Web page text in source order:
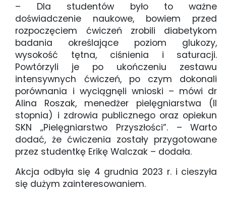
– Dla studentów było to ważne
doświadczenie naukowe, bowiem przed
rozpoczęciem ćwiczeń zrobili diabetykom
badania określające poziom glukozy,
wysokość tętna, ciśnienia i saturacji.
Powtórzyli je po ukończeniu zestawu
intensywnych ćwiczeń, po czym dokonali
porównania i wyciągnęli wnioski – mówi dr
Alina Roszak, menedżer pielęgniarstwa (II
stopnia) i zdrowia publicznego oraz opiekun
SKN „Pielęgniarstwo Przyszłości”. – Warto
dodać, że ćwiczenia zostały przygotowane
przez studentkę Erikę Walczak – dodała.
Akcja odbyła się 4 grudnia 2023 r. i cieszyła
się dużym zainteresowaniem.